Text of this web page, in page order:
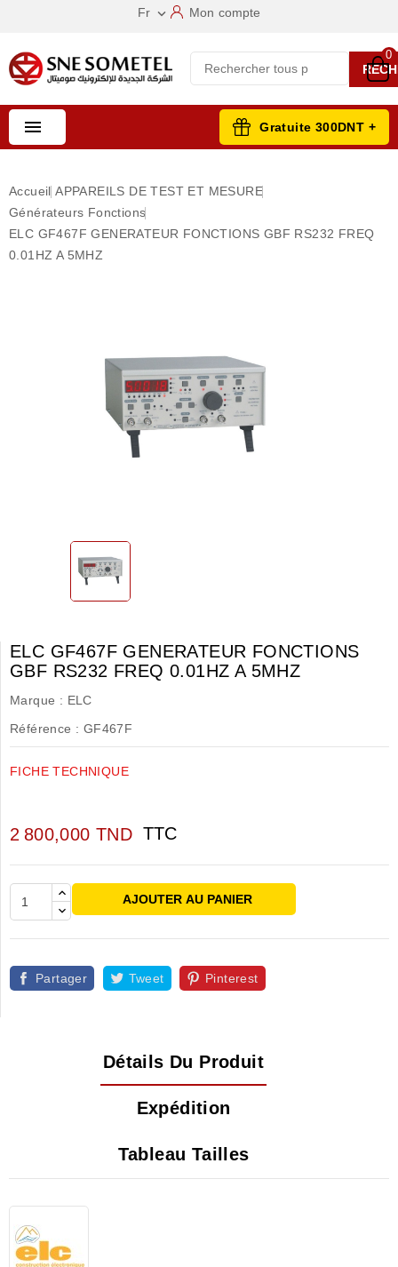
Fr  Mon compte
0
 Gratuite 300DNT +
Accueil APPAREILS DE TEST ET MESURE
Générateurs Fonctions
ELC GF467F GENERATEUR FONCTIONS GBF RS232 FREQ
0.01HZ A 5MHZ
ELC GF467F GENERATEUR FONCTIONS
GBF RS232 FREQ 0.01HZ A 5MHZ
Marque : ELC
Référence : GF467F
FICHE TECHNIQUE
2 800,000 TND TTC
AJOUTER AU PANIER
Partager Tweet Pinterest
Détails Du Produit
Expédition
Tableau Tailles